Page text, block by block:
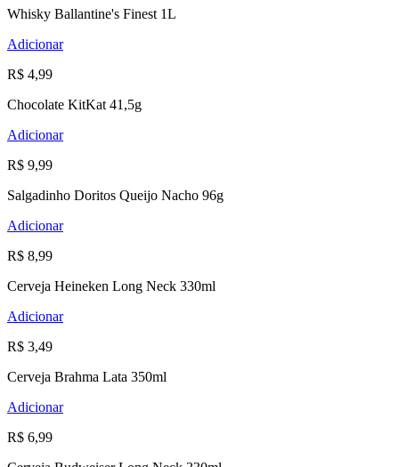
Whisky Ballantine's Finest 1L
Adicionar
R$ 4,99
Chocolate KitKat 41,5g
Adicionar
R$ 9,99
Salgadinho Doritos Queijo Nacho 96g
Adicionar
R$ 8,99
Cerveja Heineken Long Neck 330ml
Adicionar
R$ 3,49
Cerveja Brahma Lata 350ml
Adicionar
R$ 6,99